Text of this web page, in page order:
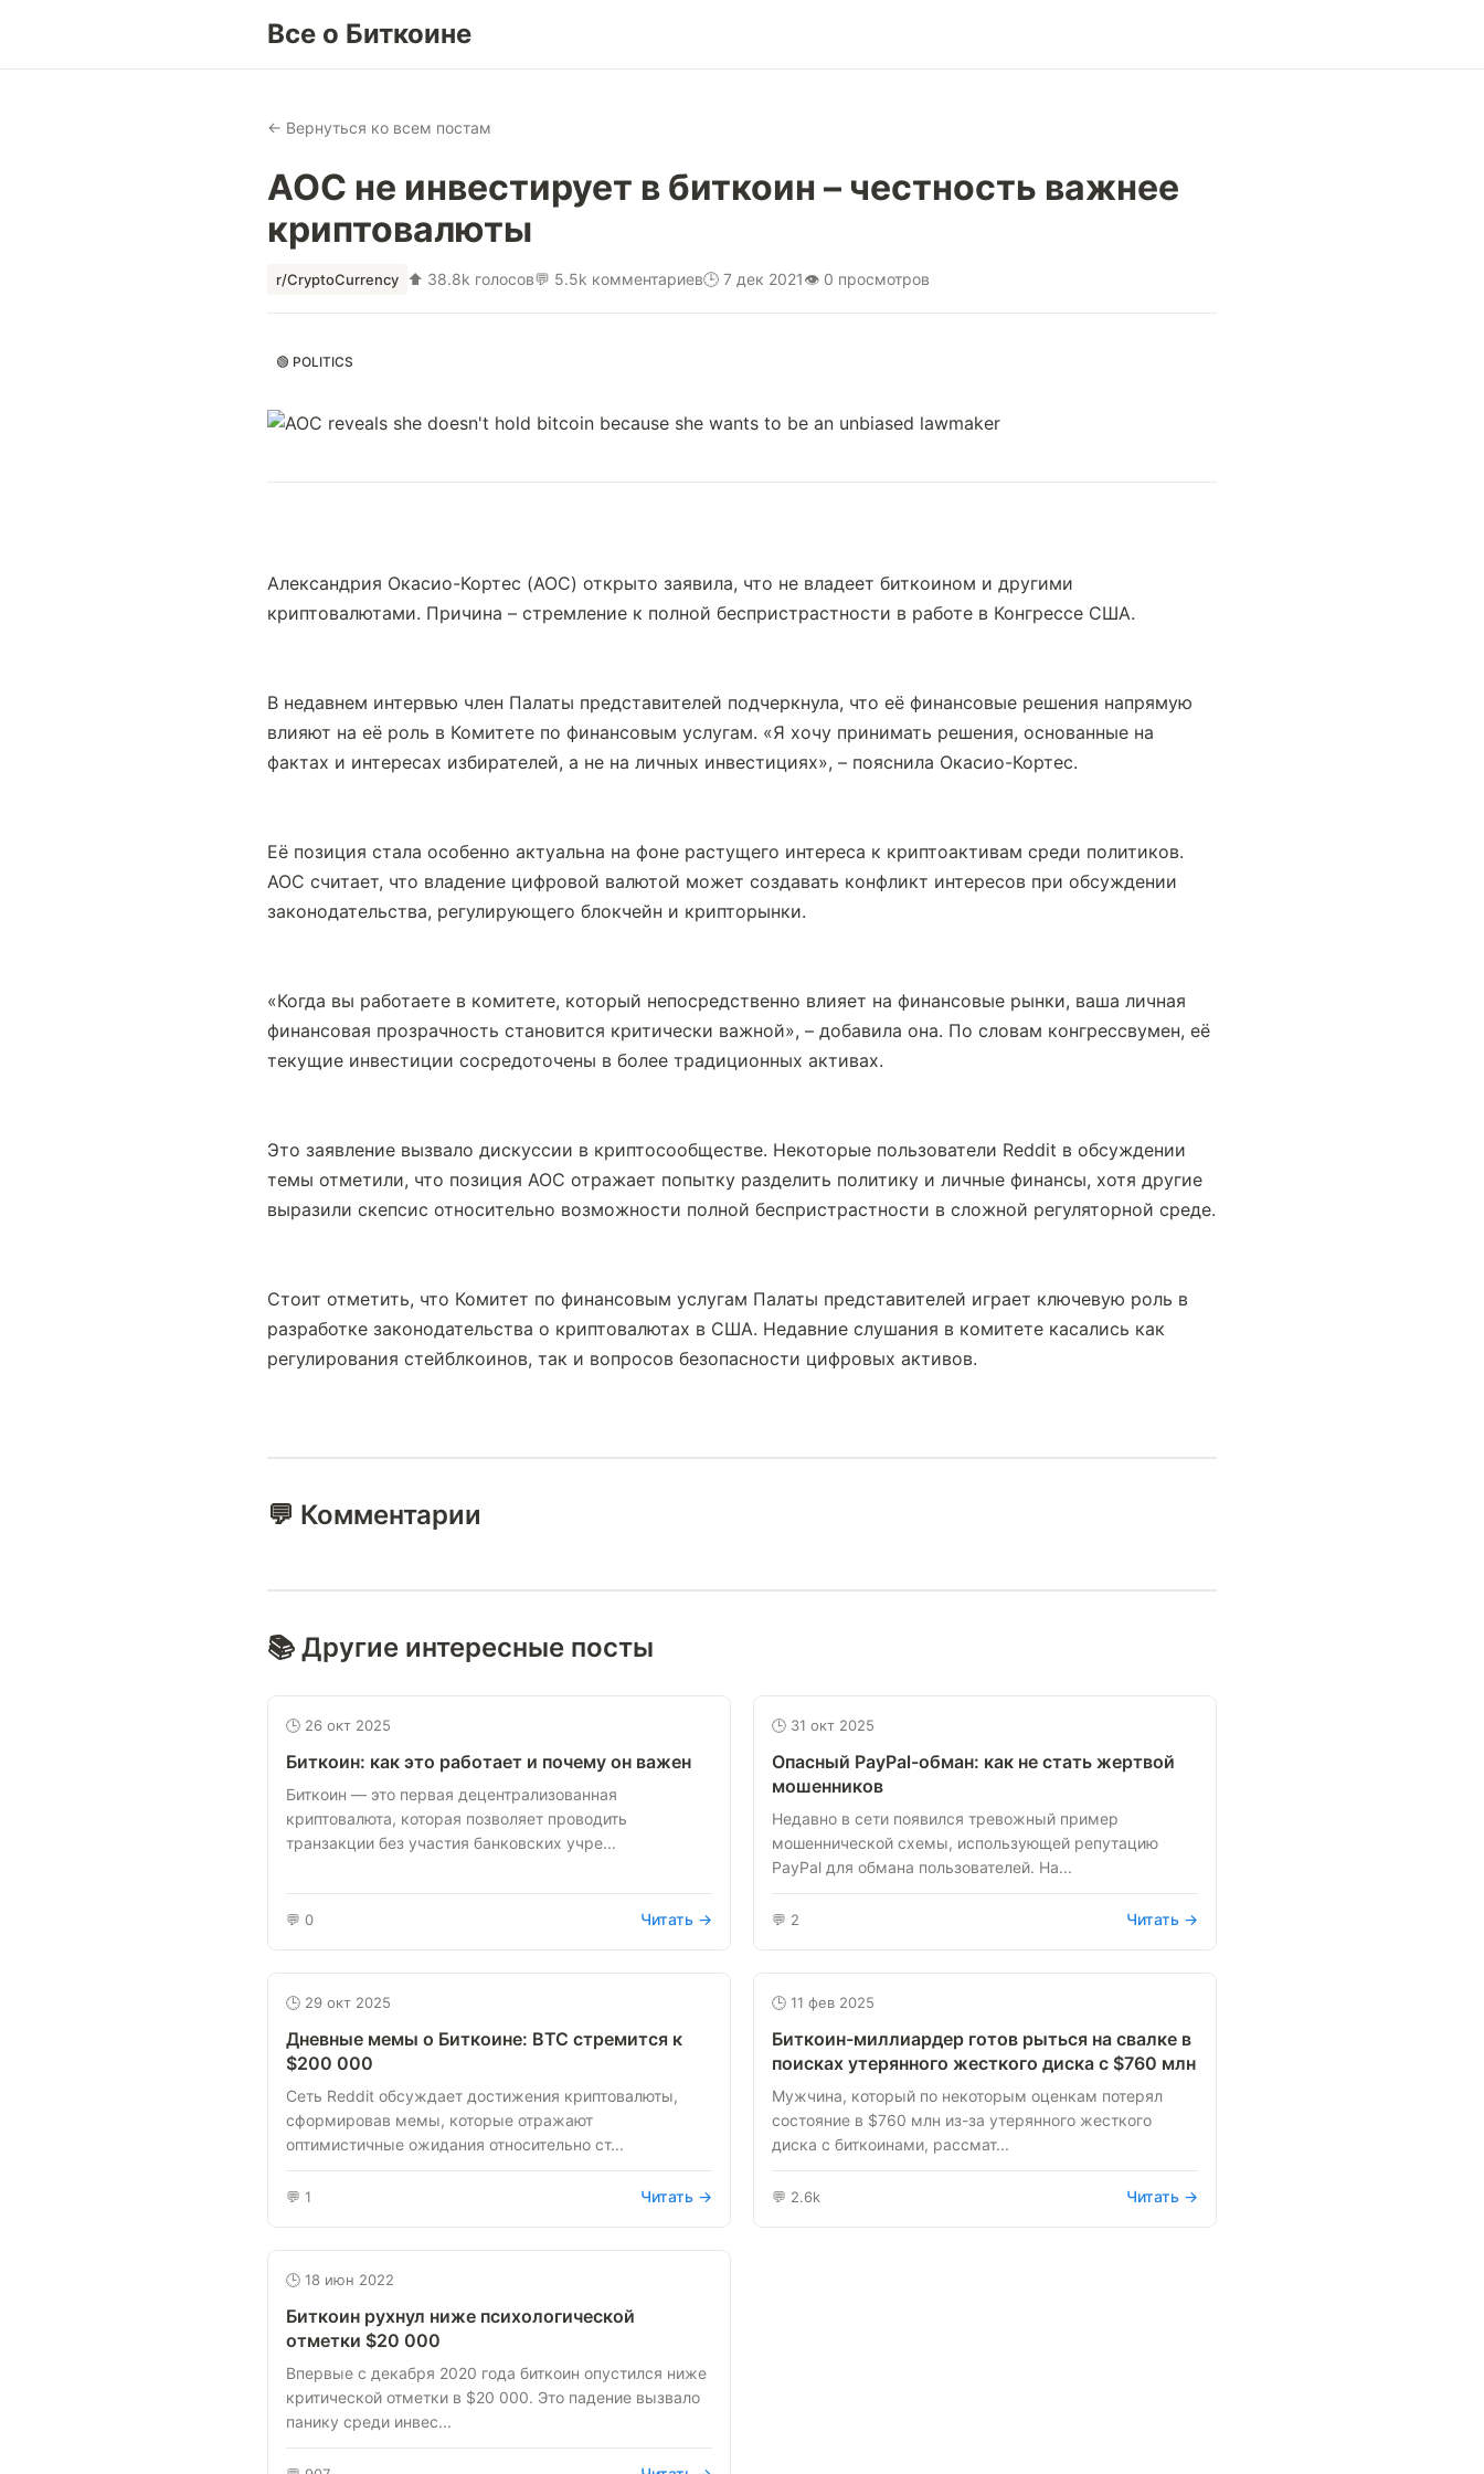
Все о Биткоине
← Вернуться ко всем постам
AOC не инвестирует в биткоин – честность важнее
криптовалюты
r/CryptoCurrency ⬆ 38.8k голосов💬 5.5k комментариев🕒 7 дек 2021👁 0 просмотров
🟢 POLITICS
Александрия Окасио-Кортес (AOC) открыто заявила, что не владеет биткоином и другими
криптовалютами. Причина – стремление к полной беспристрастности в работе в Конгрессе США.
В недавнем интервью член Палаты представителей подчеркнула, что её финансовые решения напрямую
влияют на её роль в Комитете по финансовым услугам. «Я хочу принимать решения, основанные на
фактах и интересах избирателей, а не на личных инвестициях», – пояснила Окасио-Кортес.
Её позиция стала особенно актуальна на фоне растущего интереса к криптоактивам среди политиков.
AOC считает, что владение цифровой валютой может создавать конфликт интересов при обсуждении
законодательства, регулирующего блокчейн и крипторынки.
«Когда вы работаете в комитете, который непосредственно влияет на финансовые рынки, ваша личная
финансовая прозрачность становится критически важной», – добавила она. По словам конгрессвумен, её
текущие инвестиции сосредоточены в более традиционных активах.
Это заявление вызвало дискуссии в криптосообществе. Некоторые пользователи Reddit в обсуждении
темы отметили, что позиция AOC отражает попытку разделить политику и личные финансы, хотя другие
выразили скепсис относительно возможности полной беспристрастности в сложной регуляторной среде.
Стоит отметить, что Комитет по финансовым услугам Палаты представителей играет ключевую роль в
разработке законодательства о криптовалютах в США. Недавние слушания в комитете касались как
регулирования стейблкоинов, так и вопросов безопасности цифровых активов.
💬 Комментарии
📚 Другие интересные посты
🕒 26 окт 2025
Биткоин: как это работает и почему он важен
Биткоин — это первая децентрализованная
криптовалюта, которая позволяет проводить
транзакции без участия банковских учре...
💬 0 Читать →
🕒 31 окт 2025
Опасный PayPal-обман: как не стать жертвой
мошенников
Недавно в сети появился тревожный пример
мошеннической схемы, использующей репутацию
PayPal для обмана пользователей. На...
💬 2 Читать →
🕒 29 окт 2025
Дневные мемы о Биткоине: BTC стремится к
$200 000
Сеть Reddit обсуждает достижения криптовалюты,
сформировав мемы, которые отражают
оптимистичные ожидания относительно ст...
💬 1 Читать →
🕒 11 фев 2025
Биткоин-миллиардер готов рыться на свалке в
поисках утерянного жесткого диска с $760 млн
Мужчина, который по некоторым оценкам потерял
состояние в $760 млн из-за утерянного жесткого
диска с биткоинами, рассмат...
💬 2.6k Читать →
🕒 18 июн 2022
Биткоин рухнул ниже психологической
отметки $20 000
Впервые с декабря 2020 года биткоин опустился ниже
критической отметки в $20 000. Это падение вызвало
панику среди инвес...